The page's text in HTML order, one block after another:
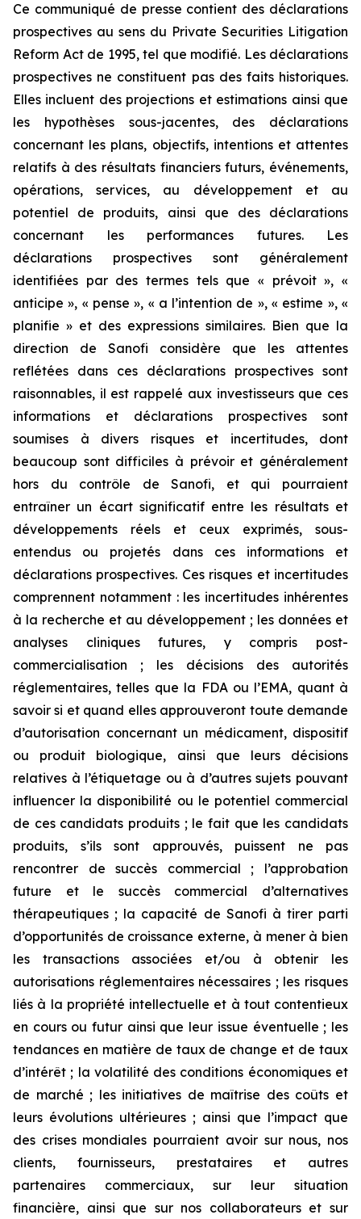
Ce communiqué de presse contient des déclarations
prospectives au sens du Private Securities Litigation
Reform Act de 1995, tel que modifié. Les déclarations
prospectives ne constituent pas des faits historiques.
Elles incluent des projections et estimations ainsi que
les hypothèses sous-jacentes, des déclarations
concernant les plans, objectifs, intentions et attentes
relatifs à des résultats financiers futurs, événements,
opérations, services, au développement et au
potentiel de produits, ainsi que des déclarations
concernant les performances futures. Les
déclarations prospectives sont généralement
identifiées par des termes tels que « prévoit », «
anticipe », « pense », « a l’intention de », « estime », «
planifie » et des expressions similaires. Bien que la
direction de Sanofi considère que les attentes
reflétées dans ces déclarations prospectives sont
raisonnables, il est rappelé aux investisseurs que ces
informations et déclarations prospectives sont
soumises à divers risques et incertitudes, dont
beaucoup sont difficiles à prévoir et généralement
hors du contrôle de Sanofi, et qui pourraient
entraîner un écart significatif entre les résultats et
développements réels et ceux exprimés, sous-
entendus ou projetés dans ces informations et
déclarations prospectives. Ces risques et incertitudes
comprennent notamment : les incertitudes inhérentes
à la recherche et au développement ; les données et
analyses cliniques futures, y compris post-
commercialisation ; les décisions des autorités
réglementaires, telles que la FDA ou l’EMA, quant à
savoir si et quand elles approuveront toute demande
d’autorisation concernant un médicament, dispositif
ou produit biologique, ainsi que leurs décisions
relatives à l’étiquetage ou à d’autres sujets pouvant
influencer la disponibilité ou le potentiel commercial
de ces candidats produits ; le fait que les candidats
produits, s’ils sont approuvés, puissent ne pas
rencontrer de succès commercial ; l’approbation
future et le succès commercial d’alternatives
thérapeutiques ; la capacité de Sanofi à tirer parti
d’opportunités de croissance externe, à mener à bien
les transactions associées et/ou à obtenir les
autorisations réglementaires nécessaires ; les risques
liés à la propriété intellectuelle et à tout contentieux
en cours ou futur ainsi que leur issue éventuelle ; les
tendances en matière de taux de change et de taux
d’intérêt ; la volatilité des conditions économiques et
de marché ; les initiatives de maîtrise des coûts et
leurs évolutions ultérieures ; ainsi que l’impact que
des crises mondiales pourraient avoir sur nous, nos
clients, fournisseurs, prestataires et autres
partenaires commerciaux, sur leur situation
financière, ainsi que sur nos collaborateurs et sur